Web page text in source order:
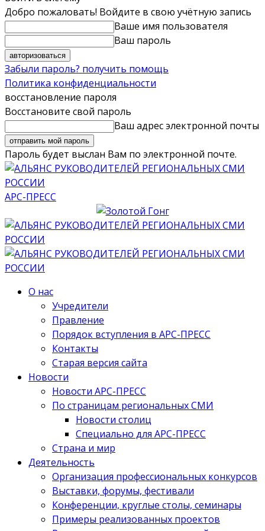
Добро пожаловать! Войдите в свою учётную запись
Ваше имя пользователя
Ваш пароль
Забыли пароль? получить помощь
Политика конфиденциальности
восстановление пароля
Восстановите свой пароль
Ваш адрес электронной почты
Пароль будет выслан Вам по электронной почте.
АРС-ПРЕСС
О нас
Учредители
Правление
Порядок вступления в АРС-ПРЕСС
Контакты
Старая версия сайта
Новости
Новости АРС-ПРЕСС
По страницам региональных СМИ
Новости столиц
Специально для АРС-ПРЕСС
Страна и мир
Деятельность
Организация профессиональных конкурсов
Выставки, форумы, фестивали
Конференции, круглые столы, семинары
Примеры реализованных проектов